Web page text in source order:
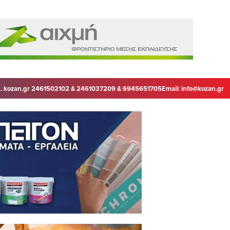
kozan.gr 2461502102 & 2461037209 & 6945651705Email:info@kozan.gr